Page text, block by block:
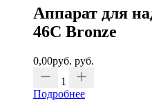
Аппарат для
46С Bronze
0,00руб. руб.
1
Подробнее